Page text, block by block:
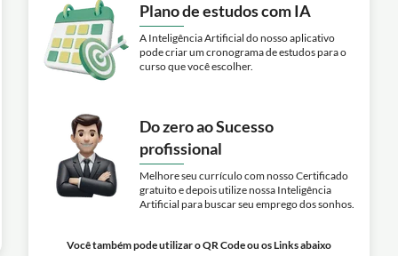
Plano de estudos com IA
A Inteligência Artificial do nosso aplicativo
pode criar um cronograma de estudos para o
curso que você escolher.
Do zero ao Sucesso
profissional
Melhore seu currículo com nosso Certificado
gratuito e depois utilize nossa Inteligência
Artificial para buscar seu emprego dos sonhos.
Você também pode utilizar o QR Code ou os Links abaixo